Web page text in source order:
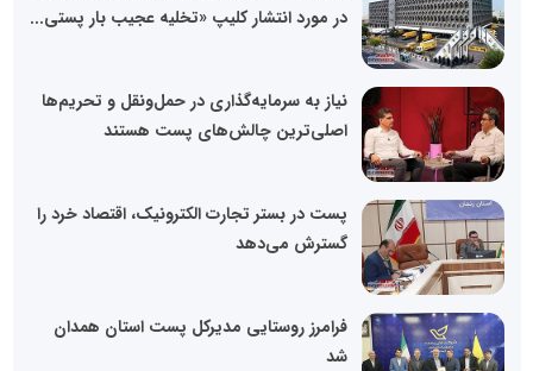
در مورد انتشار کلیپ «تخلیه عجیب بار پستی...
نیاز به سرمایه‌گذاری در حمل‌ونقل و تحریم‌ها
اصلی‌ترین چالش‌های پست هستند
پست در بستر تجارت الکترونیک، اقتصاد خرد را
گسترش می‌دهد
فرامرز روستایی مدیرکل پست استان همدان
شد